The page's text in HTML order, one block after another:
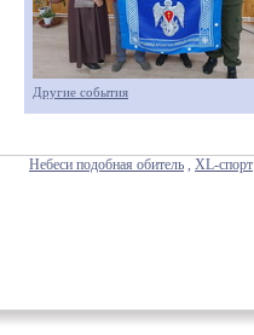
Другие события
Небеси подобная обитель , XL-спорт